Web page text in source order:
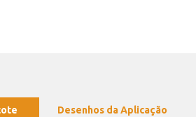
Desenhos da Aplicação